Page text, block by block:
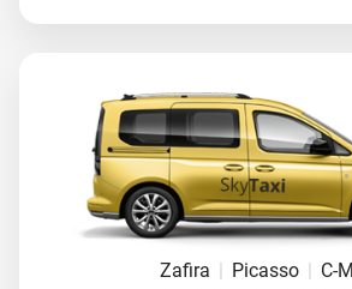
Zafira | Picasso | C-